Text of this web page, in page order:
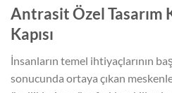
Antrasit Özel Tasarım
Kapısı
İnsanların temel ihtiyaçlarının
sonucunda ortaya çıkan